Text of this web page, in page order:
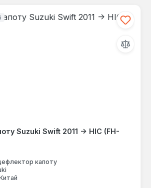
Suzuki Swift 2011 -> HIC (FH-
капоту